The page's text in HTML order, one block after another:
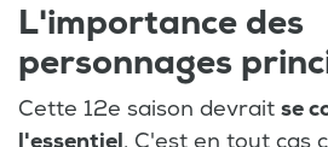
L'importance des
personnages
Cette 12e saison devrait se
l'essentiel. C'est en tout cas